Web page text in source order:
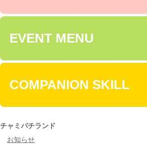
EVENT MENU
COMPANION SKILL
チャミパチランド
お知らせ